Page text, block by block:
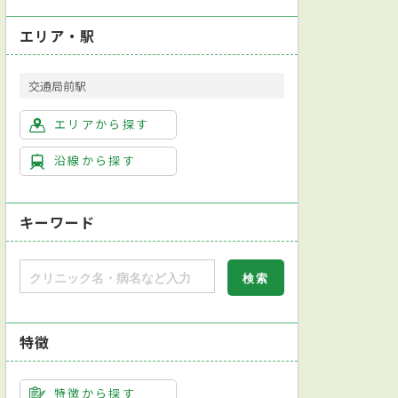
エリア・駅
交通局前駅
エリアから探す
沿線から探す
キーワード
特徴
特徴から探す